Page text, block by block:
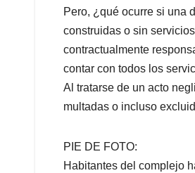
Pero, ¿qué ocurre si una
construidas o sin
contractualmente
contar con todos los
Al tratarse de un acto
multadas o incluso
PIE DE FOTO:
Habitantes del complejo